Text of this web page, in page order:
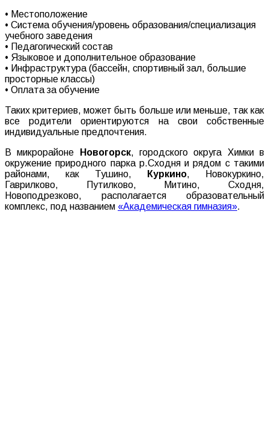
• Местоположение
• Система обучения/уровень образования/специализация
учебного заведения
• Педагогический состав
• Языковое и дополнительное образование
• Инфраструктура (бассейн, спортивный зал, большие
просторные классы)
• Оплата за обучение
Таких критериев, может быть больше или меньше, так как
все родители ориентируются на свои собственные
индивидуальные предпочтения.
В микрорайоне
Новогорск, городского округа Химки в
окружение природного парка р.Сходня и рядом с такими
районами, как Тушино,
Куркино, Новокуркино,
Гаврилково, Путилково, Митино, Сходня,
Новоподрезково, располагается образовательный
комплекс, под названием «Академическая гимназия».